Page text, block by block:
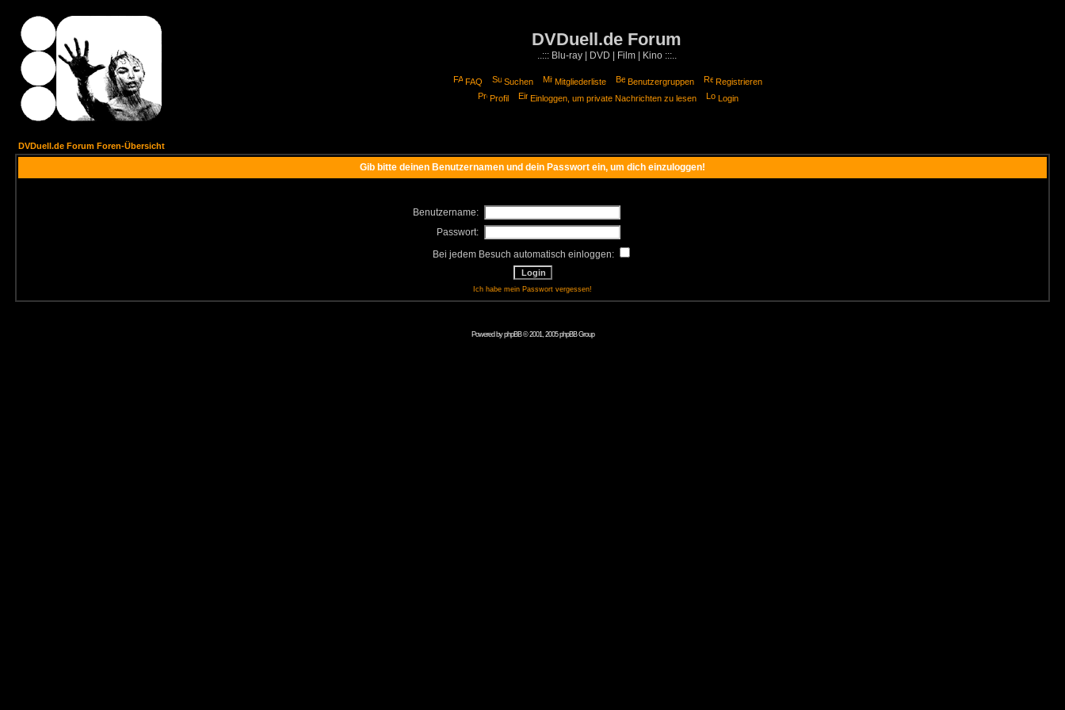
DVDuell.de Forum
..::: Blu-ray | DVD | Film | Kino :::..
FAQ Suchen Mitgliederliste Benutzergruppen
Registrieren
Profil
Einloggen, um private Nachrichten zu lesen Login
DVDuell.de Forum Foren-Übersicht
Gib bitte deinen Benutzernamen und dein Passwort ein, um dich einzuloggen!
Benutzername:
Passwort:
Bei jedem Besuch automatisch einloggen:
Ich habe mein Passwort vergessen!
Powered byphpBB© 2001, 2005 phpBB Group